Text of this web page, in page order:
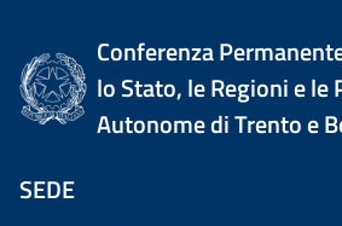
Conferenza
lo Stato, le Regioni e le
Autonome di Trento e
SEDE